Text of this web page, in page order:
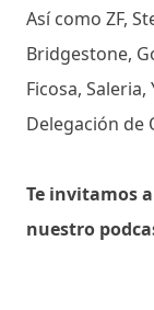
Así como ZF,
Bridgestone,
Ficosa,
Delegación de
Te invitamos
nuestro